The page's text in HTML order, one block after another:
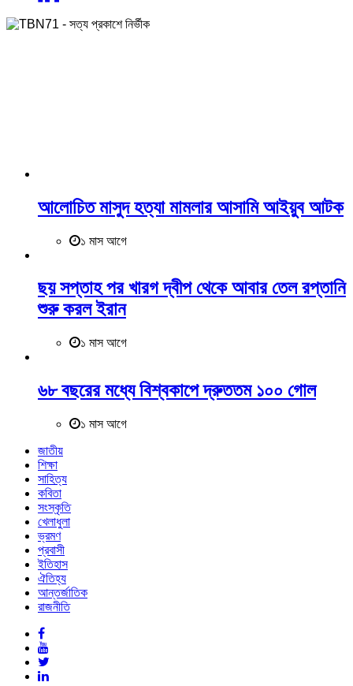
আলোচিত মাসুদ হত্যা মামলার আসামি আইয়ুব আটক
১ মাস আগে
ছয় সপ্তাহ পর খারগ দ্বীপ থেকে আবার তেল রপ্তানি
শুরু করল ইরান
১ মাস আগে
৬৮ বছরের মধ্যে বিশ্বকাপে দ্রুততম ১০০ গোল
১ মাস আগে
জাতীয়
শিক্ষা
সাহিত্য
কবিতা
সংস্কৃতি
খেলাধুলা
ভ্রমণ
প্রবাসী
ইতিহাস
ঐতিহ্য
আন্তর্জাতিক
রাজনীতি